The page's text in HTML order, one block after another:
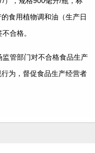
食用植物调和油（生产日
合格。
管部门对不合格食品生产
为，督促食品生产经营者